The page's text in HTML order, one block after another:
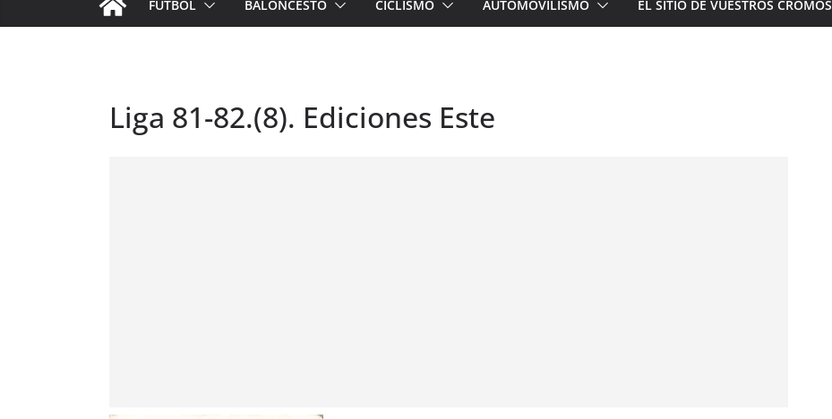
FÚTBOL BALONCESTO CICLISMO AUTOMOVILISMO EL SITIO DE VUESTROS CROMOS
Liga 81-82.(8). Ediciones Este